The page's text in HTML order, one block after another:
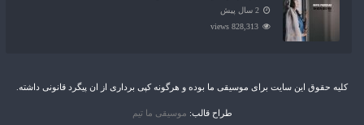
2 سال پیش
828,313 views
کلیه حقوق این سایت برای موسیقی ما بوده و هرگونه کپی برداری از ان پیگرد قانونی داشته.
طراح قالب: موسیقی ما تیم